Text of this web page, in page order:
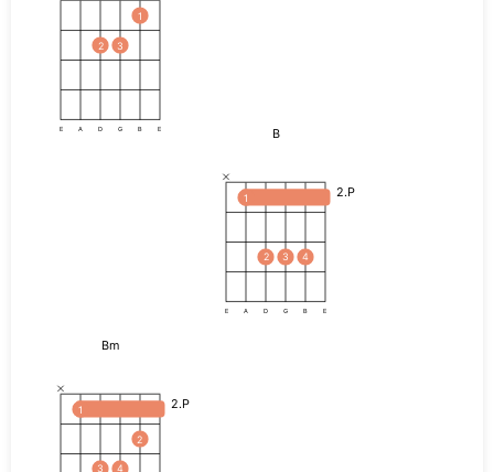
2 3
1
E A D G B E B
2.P
1
2 3 4
E A D G B E
Bm
2.P
1
3 4
2